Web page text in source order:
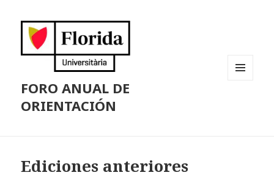
FORO ANUAL DE
ORIENTACIÓN
Ediciones anteriores